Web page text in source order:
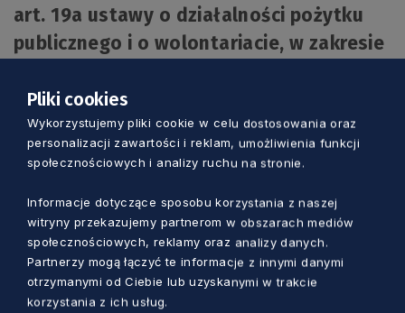
art. 19a ustawy o działalności pożytku
publicznego i o wolontariacie, w zakresie
niepełnosprawnych.
Załączniki:
Klauzula Informacyjna
Informacja o możliwości zgłaszania uwag
do ofert na realizację zadań publicznych
Oferta Stowarzyszenie Cool-awi
Pliki cookies
Wykorzystujemy pliki cookie w celu dostosowania oraz
personalizacji zawartości i reklam, umożliwienia funkcji
społecznościowych i analizy ruchu na stronie.
Informacje dotyczące sposobu korzystania z naszej
witryny przekazujemy partnerom w obszarach mediów
społecznościowych, reklamy oraz analizy danych.
Partnerzy mogą łączyć te informacje z innymi danymi
otrzymanymi od Ciebie lub uzyskanymi w trakcie
korzystania z ich usług.